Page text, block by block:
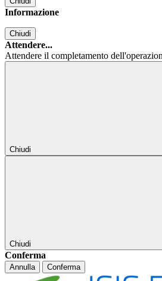
Informazione
Chiudi
Attendere...
Attendere il completamento
Chiudi
Chiudi
Conferma
Annulla Conferma